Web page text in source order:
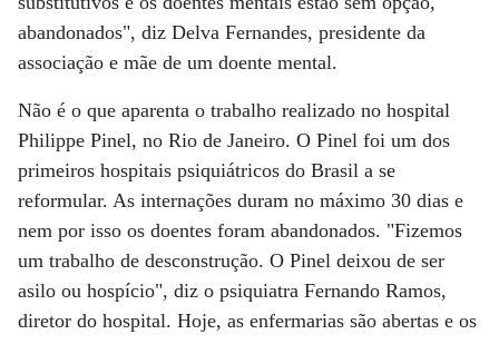
abandonados", diz Delva Fernandes, presidente da
associação e mãe de um doente mental.
Não é o que aparenta o trabalho realizado no hospital
Philippe Pinel, no Rio de Janeiro. O Pinel foi um dos
primeiros hospitais psiquiátricos do Brasil a se
reformular. As internações duram no máximo 30 dias e
nem por isso os doentes foram abandonados. "Fizemos
um trabalho de desconstrução. O Pinel deixou de ser
asilo ou hospício", diz o psiquiatra Fernando Ramos,
diretor do hospital. Hoje, as enfermarias são abertas e os